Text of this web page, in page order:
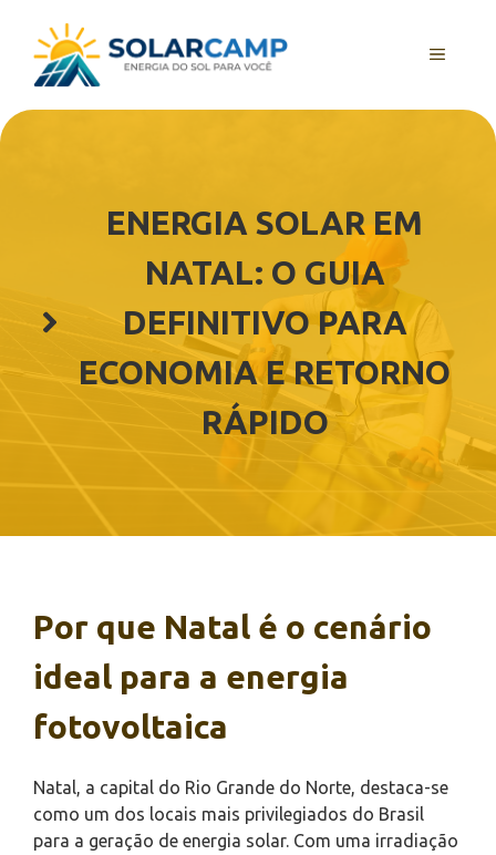
conteúdo
MENU
ENERGIA SOLAR EM
NATAL: O GUIA
DEFINITIVO PARA
ECONOMIA E RETORNO
RÁPIDO
Por que Natal é o cenário
ideal para a energia
fotovoltaica
Natal, a capital do Rio Grande do Norte, destaca-se
como um dos locais mais privilegiados do Brasil
para a geração de energia solar. Com uma irradiação